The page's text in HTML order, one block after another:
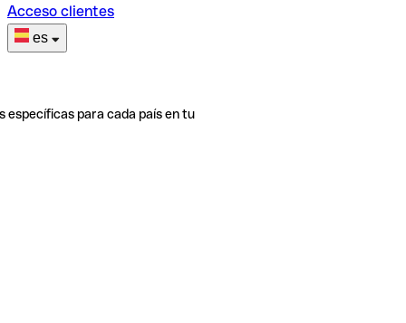
Acceso clientes
es
específicas para cada país en tu